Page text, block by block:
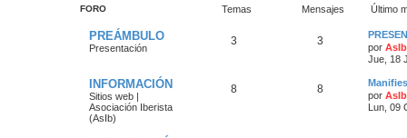
FORO Temas Mensajes Último
PREÁMBULO
Presentación
3 3
por
Jue, 18
INFORMACIÓN
Sitios web |
Asociación Iberista
(AsIb)
8 8
por
Lun, 09